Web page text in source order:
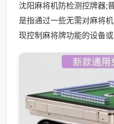
沈阳麻将机防检测控牌器;
是指通过一些无需对麻将
现控制麻将牌功能的设备或